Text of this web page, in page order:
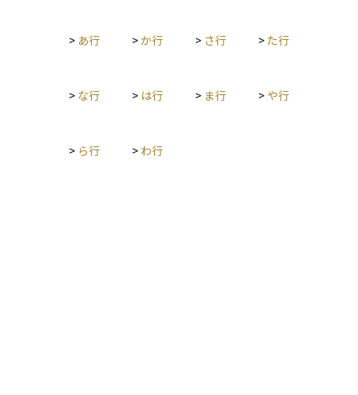
も、貸付債権、未払いの配当金、保険金請求などにおいて消滅
行使のタイミングには注意が必要であり、時効制度の理解は金
> あ行 >か行 > さ行 > た行
> な行 > は行 > ま行 > や行
> ら行 > わ行